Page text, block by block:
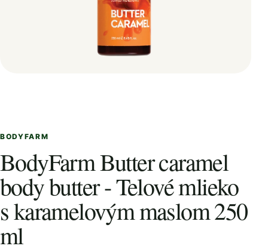
BODYFARM
BodyFarm Butter caramel
body butter - Telové mlieko
s karamelovým maslom 250
ml